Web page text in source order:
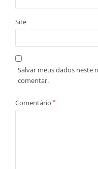
Site
Salvar meus dados neste
comentar.
Comentário *